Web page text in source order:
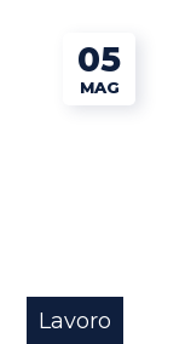
05
MAG
Lavoro